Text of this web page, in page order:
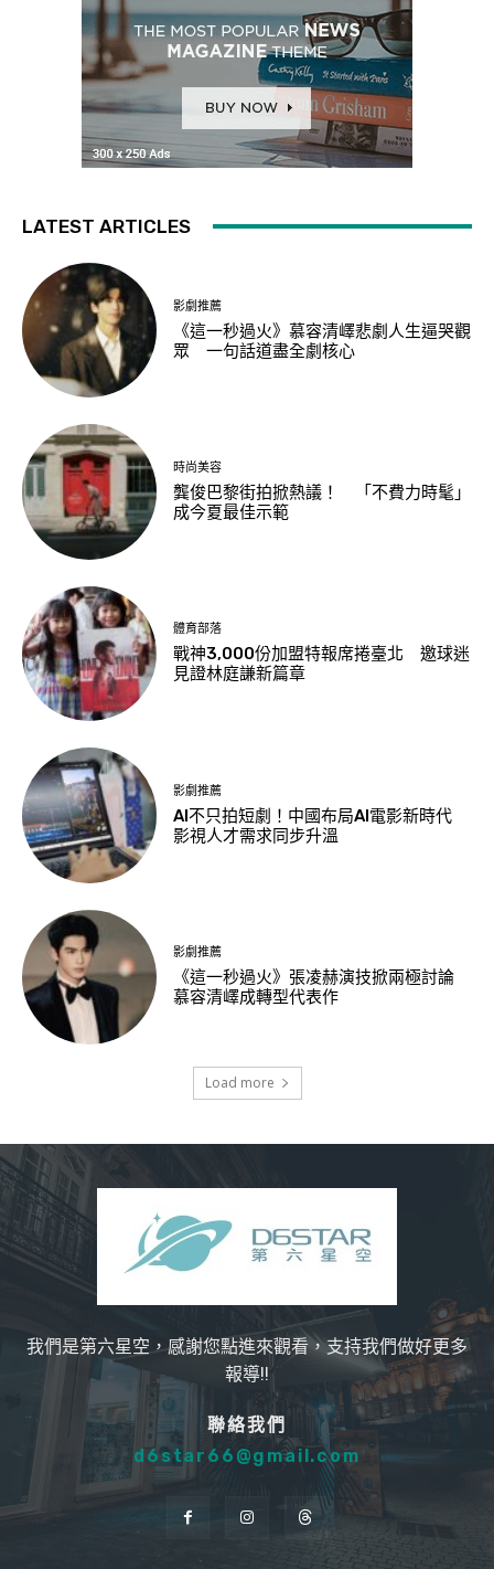
LATEST ARTICLES
影劇推薦
《這一秒過火》慕容清嶧悲劇人生逼哭觀
眾 一句話道盡全劇核心
時尚美容
龔俊巴黎街拍掀熱議！ 「不費力時髦」
成今夏最佳示範
體育部落
戰神3,000份加盟特報席捲臺北 邀球迷
見證林庭謙新篇章
影劇推薦
AI不只拍短劇！中國布局AI電影新時代
影視人才需求同步升溫
影劇推薦
《這一秒過火》張凌赫演技掀兩極討論
慕容清嶧成轉型代表作
Load more
我們是第六星空，感謝您點進來觀看，支持我們做好更多
報導!!
聯絡我們
d6star66@gmail.com